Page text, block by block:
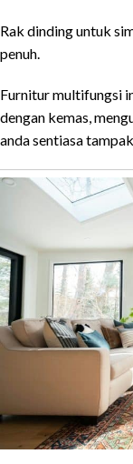
Rak dinding untuk
penuh.
Furnitur multifungsi
dengan kemas,
anda sentiasa